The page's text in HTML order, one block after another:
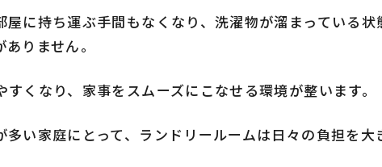
屋に持ち運ぶ手間もなくなり、洗濯物が溜まっている
りません。
くなり、家事をスムーズにこなせる環境が整います。
多い家庭にとって、ランドリールームは日々の負担を